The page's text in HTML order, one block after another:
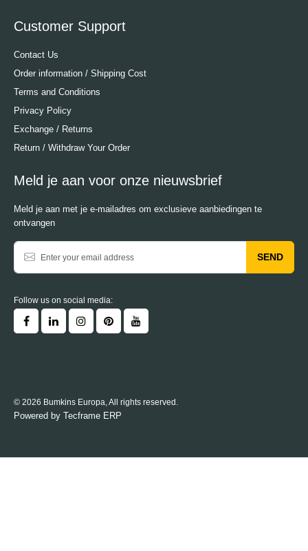
Customer Support
Contact Us
Order information / Shipping Cost
Terms and Conditions
Privacy Policy
Exchange / Returns
Return / Withdraw Your Order
Meld je aan voor onze nieuwsbrief
Meld je aan met je e-mailadres om exclusieve aanbiedingen te
ontvangen
SEND
Follow us on social media:
© 2026 Bumkins Europa, All rights reserved.
Powered by Tecframe ERP